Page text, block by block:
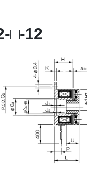
□-12